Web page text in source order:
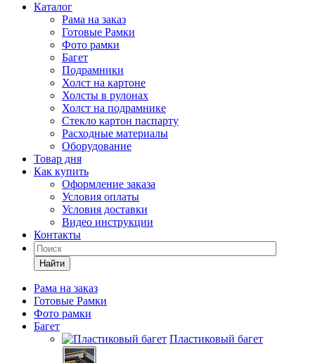
Каталог
Рама на заказ
Готовые Рамки
Фото рамки
Багет
Подрамники
Холст на картоне
Холсты в рулонах
Холст на подрамнике
Стекло картон паспарту
Расходные материалы
Оборудование
Товар дня
Как купить
Оформление заказа
Условия оплаты
Условия доставки
Видео инструкции
Контакты
Найти
Рама на заказ
Готовые Рамки
Фото рамки
Багет
Пластиковый багет